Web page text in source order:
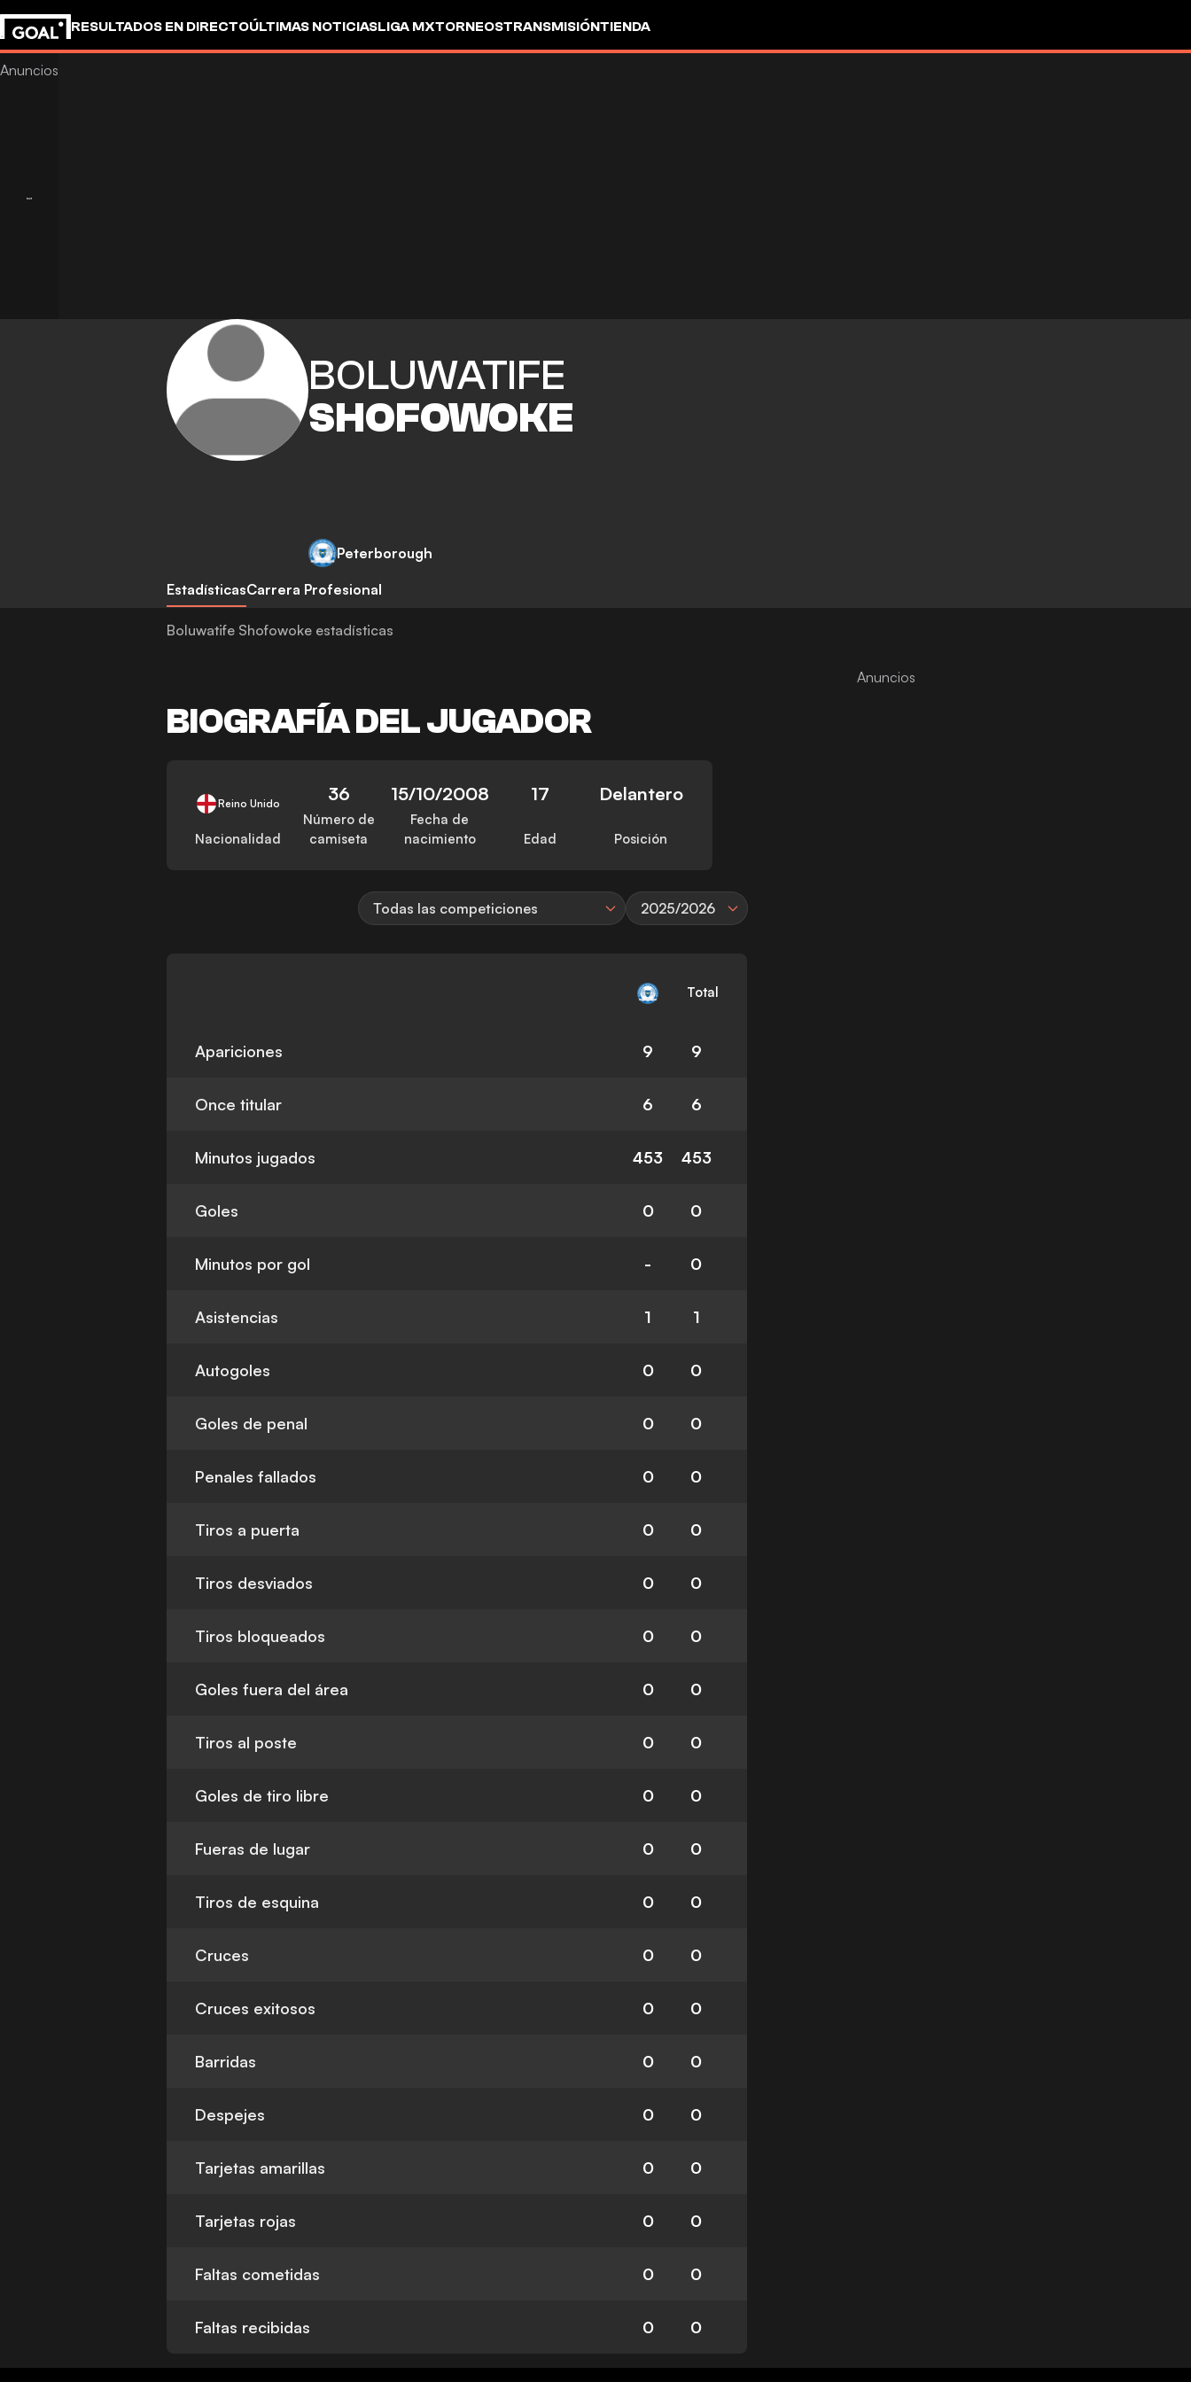
RESULTADOS EN DIRECTOÚLTIMAS NOTICIASLIGA MXTORNEOSTRANSMISIÓNTIENDA
BOLUWATIFE
SHOFOWOKE
Peterborough
EstadísticasCarrera Profesional
Boluwatife Shofowoke estadísticas
BIOGRAFÍA DEL JUGADOR
Reino Unido
Nacionalidad
36
Número de
camiseta
15/10/2008
Fecha de
nacimiento
17
Edad
Delantero
Posición
Todas las competiciones 2025/2026
Total
Apariciones 9 9
Once titular 6 6
Minutos jugados 453 453
Goles 0 0
Minutos por gol - 0
Asistencias 1 1
Autogoles 0 0
Goles de penal 0 0
Penales fallados 0 0
Tiros a puerta 0 0
Tiros desviados 0 0
Tiros bloqueados 0 0
Goles fuera del área 0 0
Tiros al poste 0 0
Goles de tiro libre 0 0
Fueras de lugar 0 0
Tiros de esquina 0 0
Cruces 0 0
Cruces exitosos 0 0
Barridas 0 0
Despejes 0 0
Tarjetas amarillas 0 0
Tarjetas rojas 0 0
Faltas cometidas 0 0
Faltas recibidas 0 0